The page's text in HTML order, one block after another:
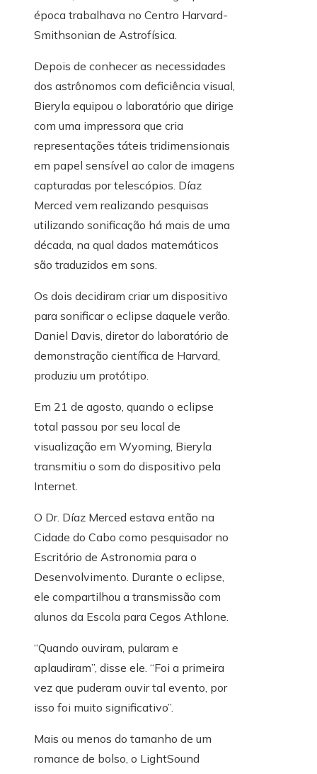
época trabalhava no Centro Harvard-
Smithsonian de Astrofísica.
Depois de conhecer as necessidades
dos astrônomos com deficiência visual,
Bieryla equipou o laboratório que dirige
com uma impressora que cria
representações táteis tridimensionais
em papel sensível ao calor de imagens
capturadas por telescópios. Díaz
Merced vem realizando pesquisas
utilizando sonificação há mais de uma
década, na qual dados matemáticos
são traduzidos em sons.
Os dois decidiram criar um dispositivo
para sonificar o eclipse daquele verão.
Daniel Davis, diretor do laboratório de
demonstração científica de Harvard,
produziu um protótipo.
Em 21 de agosto, quando o eclipse
total passou por seu local de
visualização em Wyoming, Bieryla
transmitiu o som do dispositivo pela
Internet.
O Dr. Díaz Merced estava então na
Cidade do Cabo como pesquisador no
Escritório de Astronomia para o
Desenvolvimento. Durante o eclipse,
ele compartilhou a transmissão com
alunos da Escola para Cegos Athlone.
“Quando ouviram, pularam e
aplaudiram”, disse ele. “Foi a primeira
vez que puderam ouvir tal evento, por
isso foi muito significativo”.
Mais ou menos do tamanho de um
romance de bolso, o LightSound